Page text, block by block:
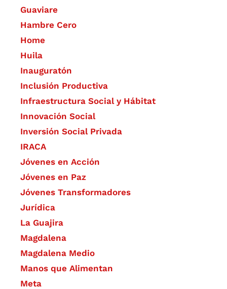
Guaviare
Hambre Cero
Home
Huila
Inauguratón
Inclusión Productiva
Infraestructura Social y Hábitat
​Innovación Social
Inversión Social Privada
IRACA
Jóvenes en Acción
Jóvenes en Paz
Jóvenes Transformadores
Jurídica
La Guajira
Magdalena
Magdalena Medio
Manos que Alimentan
Meta